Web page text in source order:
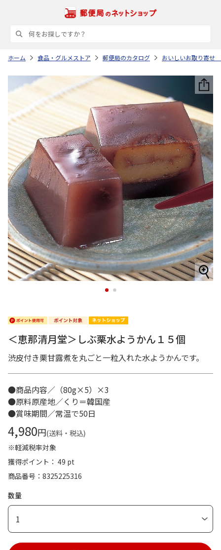
ホーム 食品・グルメストア 郵便局のカタログ おいしいお取り寄せ
1 2
＜恵那清月堂＞しぶ栗水ようかん１５個
渋皮付き栗甘露煮を丸ごと一粒入れた水ようかんです。
●商品内容／（80g×5）×3
●原料原産地／くり＝韓国産
●賞味期間／常温で50日
4,980円(送料・税込)
※軽減税率対象
獲得ポイント： 49 pt
商品番号
8325225316
数量
1